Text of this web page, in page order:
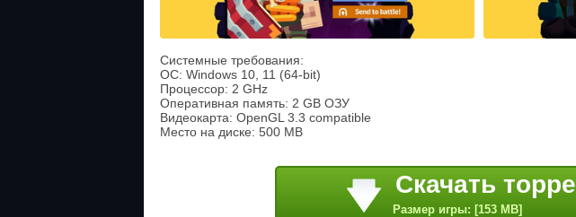
Системные требования:
ОС: Windows 10, 11 (64-bit)
Процессор: 2 GHz
Оперативная память: 2 GB ОЗУ
Видеокарта: OpenGL 3.3 compatible
Место на диске: 500 MB
Скачать
Размер игры: [153 MB]